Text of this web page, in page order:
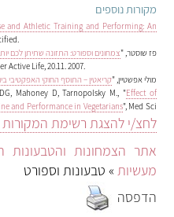
מקורות נוספים
and Athletic Training and Performing: An
פז שוסטר, "צמחונים וספורט: התזונה שתיתן לכם
Active Life, 20.11. 2007.
מולי אפשטיין, "קריאטין – התוסף החוקי האפקטיבי
Mahoney D, Tarnopolsky M., "Effect of
and Performance in Vegetarians", Med Sci
לחצ/י להצגת רשימת
אתר הצמחונות והטבעונות
מעשיות» טבעונות וספורט
הדפסה